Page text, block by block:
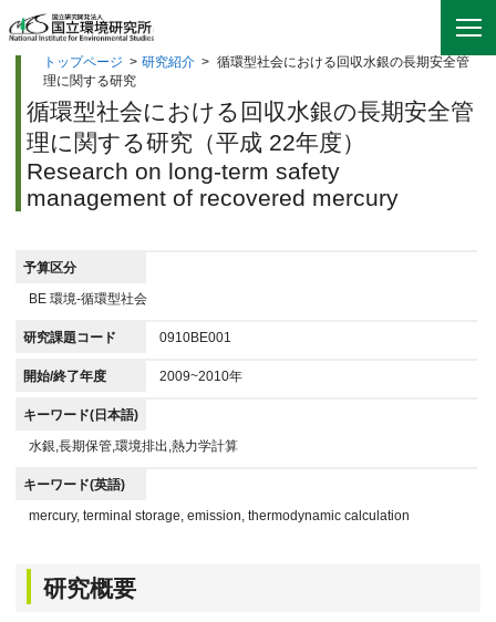
トップページ > 研究紹介 > 循環型社会における回収水銀の長期安全管
理に関する研究
循環型社会における回収水銀の長期安全管
理に関する研究（平成 22年度）
Research on long-term safety
management of recovered mercury
予算区分
BE 環境-循環型社会
研究課題コード 0910BE001
開始/終了年度 2009~2010年
キーワード(日本語)
水銀,長期保管,環境排出,熱力学計算
キーワード(英語)
mercury, terminal storage, emission, thermodynamic calculation
研究概要